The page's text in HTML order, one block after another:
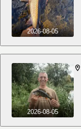
2026-08-05
2026-08-05